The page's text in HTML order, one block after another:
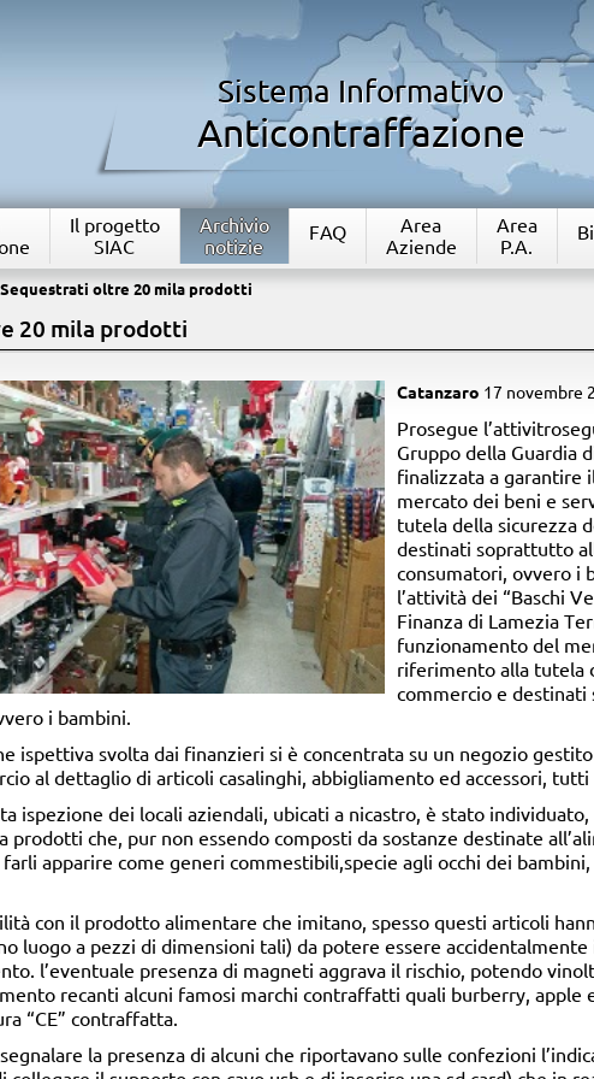
Sistema Informativo
Anticontraffazione
Il progetto
SIAC
Archivio
notizie
FAQ
Area
Aziende
Area
P.A.
Sequestrati oltre 20 mila prodotti
20 mila prodotti
Catanzaro 17 novembre
Prosegue
Gruppo della Guardia
finalizzata a garantire
mercato dei beni e
tutela della sicurezza
destinati soprattutto
consumatori, ovvero i
l’attività dei “Baschi
Finanza di Lamezia
funzionamento del
riferimento alla tutela
commercio e
i bambini.
ispettiva svolta dai finanzieri si è concentrata su un negozio
al dettaglio di articoli casalinghi, abbigliamento ed accessori,
ispezione dei locali aziendali, ubicati a nicastro, è stato
prodotti che, pur non essendo composti da sostanze destinate
apparire come generi commestibili,specie agli occhi dei
con il prodotto alimentare che imitano, spesso questi articoli
luogo a pezzi di dimensioni tali) da potere essere
l’eventuale presenza di magneti aggrava il rischio, potendo
recanti alcuni famosi marchi contraffatti quali burberry, apple
“CE” contraffatta.
la presenza di alcuni che riportavano sulle confezioni